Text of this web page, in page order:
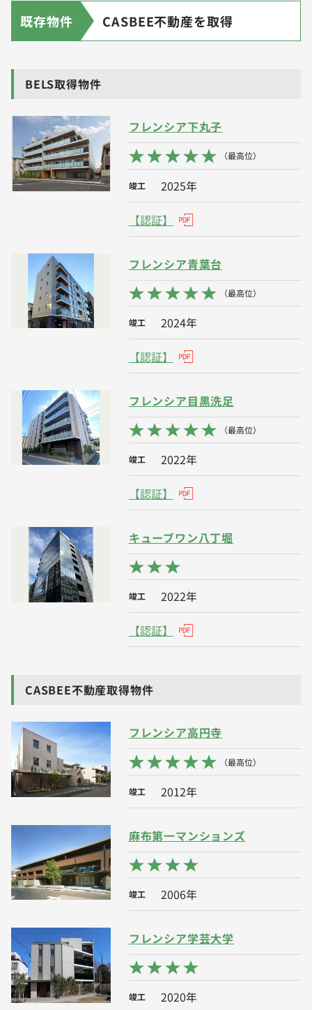
既存物件 CASBEE不動産を取得
BELS取得物件
フレンシア下丸子
（最高位）
竣工 2025年
【認証】
フレンシア青葉台
（最高位）
竣工 2024年
【認証】
フレンシア目黒洗足
（最高位）
竣工 2022年
【認証】
キューブワン八丁堀
竣工 2022年
【認証】
CASBEE不動産取得物件
フレンシア高円寺
（最高位）
竣工 2012年
麻布第一マンションズ
竣工 2006年
フレンシア学芸大学
竣工 2020年